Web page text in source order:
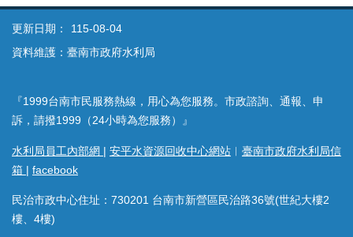
更新日期：
115-08-04
資料維護：臺南市政府水利局
『1999台南市民服務熱線，用心為您服務。市政諮詢、通報、申
訴，請撥1999（24小時為您服務）』
水利局員工內部網 | 安平水資源回收中心網站 ︱ 臺南市政府水利局信
箱 | facebook
民治市政中心住址：730201 台南市新營區民治路36號(世紀大樓2
樓、4樓)